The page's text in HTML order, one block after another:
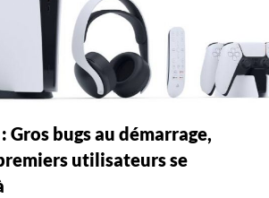
Gros bugs au démarrage,
utilisateurs se